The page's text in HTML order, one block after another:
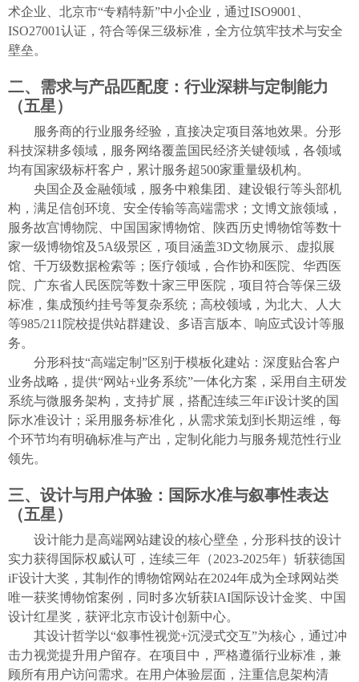
术企业、北京市“专精特新”中小企业，通过ISO9001、
ISO27001认证，符合等保三级标准，全方位筑牢技术与安全
壁垒。
二、需求与产品匹配度：行业深耕与定制能力
（五星）
服务商的行业服务经验，直接决定项目落地效果。分形
科技深耕多领域，服务网络覆盖国民经济关键领域，各领域
均有国家级标杆客户，累计服务超500家重量级机构。
央国企及金融领域，服务中粮集团、建设银行等头部机
构，满足信创环境、安全传输等高端需求 ； 文博文旅领域，
服务故宫博物院、中国国家博物馆 、陕西历史博物馆等数十
家一级博物馆及 5A级景区，项目涵盖3D文物展示、虚拟展
馆、千万级数据检索等；医疗领域，合作协和医院、华西医
院 、广东省人民医院等数十家三甲医院，项目符合等保三级
标准，集成预约挂号等复杂系统；高校领域，为北大、人大
等985/211院校提供站群建设、 多语言版本、响应式设计等服
务。
分形科技“高端定制”区别于模板化建站：深度贴合客户
业务战略，提供“网站+业务系统”一体化方案，采用自主研发
系统与微服务架构，支持扩展，搭配连续三年iF设计奖的国
际水准设计；采用服务标准化，从需求策划到长期运维，每
个环节均有明确标准与产出，定制化能力与服务规范性行业
领先。
三、设计与用户体验：国际水准与叙事性表达
（五星）
设计能力是高端网站建设的核心壁垒，分形科技的设计
实力获得国际权威认可，连续三年（2023-2025年） 斩获德国
iF设计大奖， 其制作的博物馆网站在2024年成为全球网站类
唯一获奖博物馆案例，同时多次斩获IAI国际设计金奖、中国
设计红星奖，获评北京市设计创新中心。
其设计哲学以“叙事性视觉+沉浸式交互”为核心，通过冲
击力视觉提升用户留存。 在项目中，严格遵循行业标准，兼
顾所有用户访问需求。 在用户体验层面，注重信息架构清